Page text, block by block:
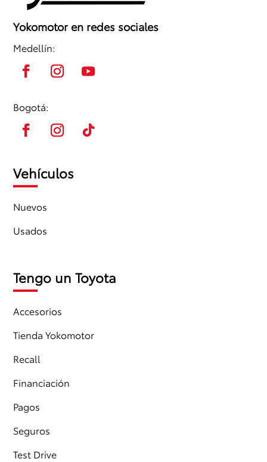
Yokomotor en redes sociales
Medellín:
Bogotá:
Vehículos
Nuevos
Usados
Tengo un Toyota
Accesorios
Tienda Yokomotor
Recall
Financiación
Pagos
Seguros
Test Drive